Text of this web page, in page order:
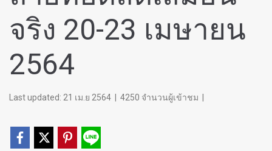
จริง 20-23 เมษายน
2564
Last updated: 21 เม.ย 2564 4250 จำนวนผู้เข้าชม